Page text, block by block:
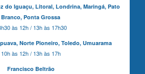
do Iguaçu, Litoral, Londrina, Maringá, Pato
Branco, Ponta Grossa
às 12h / 13h às 17h30
Norte Pioneiro, Toledo, Umuarama
10h às 12h / 13h às 17h
Francisco Beltrão